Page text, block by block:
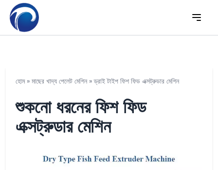
হোম» মাছের খাদ্য পেলেট মেশিন»ড্রাই টাইপ ফিশ ফিড এক্সট্রুডার মেশিন
শুকনো ধরনের ফিশ ফিড
এক্সট্রুডার মেশিন